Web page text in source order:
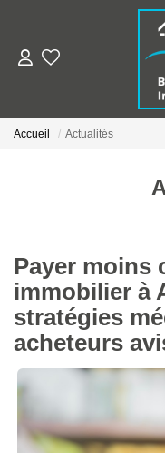
Accueil Actualités
Payer moins
immobilier à
stratégies
acheteurs